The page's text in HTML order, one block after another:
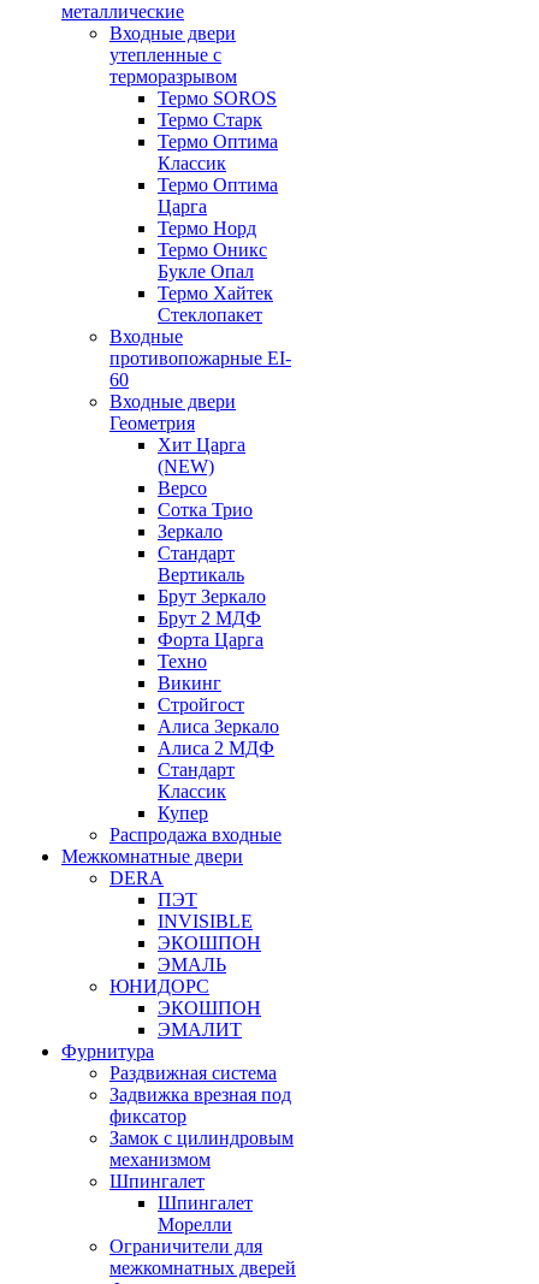
металлические
Входные двери
утепленные с
терморазрывом
Термо SOROS
Термо Старк
Термо Оптима
Классик
Термо Оптима
Царга
Термо Норд
Термо Оникс
Букле Опал
Термо Хайтек
Стеклопакет
Входные
противопожарные EI-
60
Входные двери
Геометрия
Хит Царга
(NEW)
Версо
Сотка Трио
Зеркало
Стандарт
Вертикаль
Брут Зеркало
Брут 2 МДФ
Форта Царга
Техно
Викинг
Стройгост
Алиса Зеркало
Алиса 2 МДФ
Стандарт
Классик
Купер
Распродажа входные
Межкомнатные двери
DERA
ПЭТ
INVISIBLE
ЭКОШПОН
ЭМАЛЬ
ЮНИДОРС
ЭКОШПОН
ЭМАЛИТ
Фурнитура
Раздвижная система
Задвижка врезная под
фиксатор
Замок с цилиндровым
механизмом
Шпингалет
Шпингалет
Морелли
Ограничители для
межкомнатных дверей